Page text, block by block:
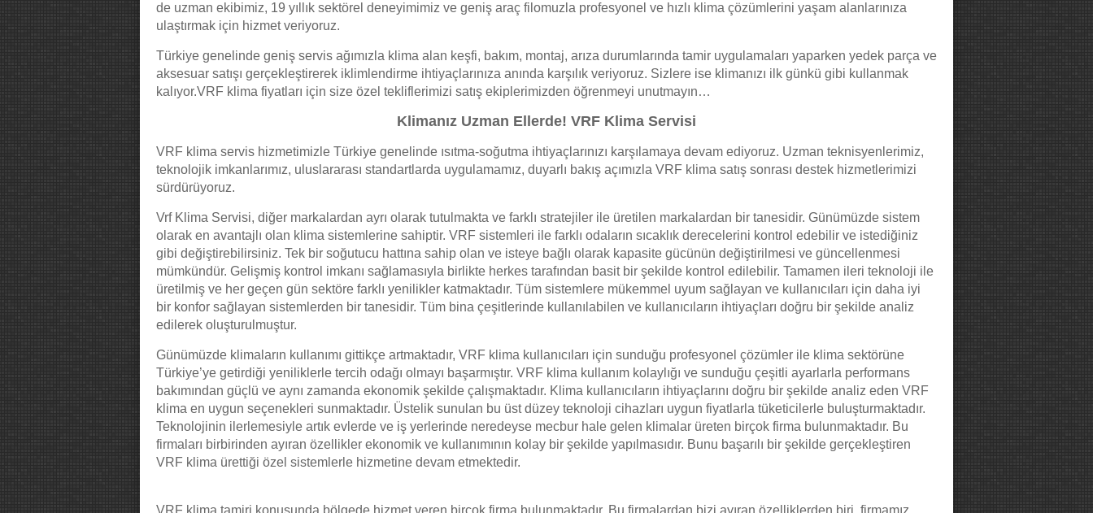
de uzman ekibimiz, 19 yıllık sektörel deneyimimiz ve geniş araç filomuzla profesyonel ve hızlı klima çözümlerini yaşam alanlarınıza
ulaştırmak için hizmet veriyoruz.
Türkiye genelinde geniş servis ağımızla klima alan keşfi, bakım, montaj, arıza durumlarında tamir uygulamaları yaparken yedek parça ve
aksesuar satışı gerçekleştirerek iklimlendirme ihtiyaçlarınıza anında karşılık veriyoruz. Sizlere ise klimanızı ilk günkü gibi kullanmak
kalıyor.VRF klima fiyatları için size özel tekliflerimizi satış ekiplerimizden öğrenmeyi unutmayın…
Klimanız Uzman Ellerde! VRF Klima Servisi
VRF klima servis hizmetimizle Türkiye genelinde ısıtma-soğutma ihtiyaçlarınızı karşılamaya devam ediyoruz. Uzman teknisyenlerimiz,
teknolojik imkanlarımız, uluslararası standartlarda uygulamamız, duyarlı bakış açımızla VRF klima satış sonrası destek hizmetlerimizi
sürdürüyoruz.
Vrf Klima Servisi, diğer markalardan ayrı olarak tutulmakta ve farklı stratejiler ile üretilen markalardan bir tanesidir. Günümüzde sistem
olarak en avantajlı olan klima sistemlerine sahiptir. VRF sistemleri ile farklı odaların sıcaklık derecelerini kontrol edebilir ve istediğiniz
gibi değiştirebilirsiniz. Tek bir soğutucu hattına sahip olan ve isteye bağlı olarak kapasite gücünün değiştirilmesi ve güncellenmesi
mümkündür. Gelişmiş kontrol imkanı sağlamasıyla birlikte herkes tarafından basit bir şekilde kontrol edilebilir. Tamamen ileri teknoloji ile
üretilmiş ve her geçen gün sektöre farklı yenilikler katmaktadır. Tüm sistemlere mükemmel uyum sağlayan ve kullanıcıları için daha iyi
bir konfor sağlayan sistemlerden bir tanesidir. Tüm bina çeşitlerinde kullanılabilen ve kullanıcıların ihtiyaçları doğru bir şekilde analiz
edilerek oluşturulmuştur.
Günümüzde klimaların kullanımı gittikçe artmaktadır, VRF klima kullanıcıları için sunduğu profesyonel çözümler ile klima sektörüne
Türkiye’ye getirdiği yeniliklerle tercih odağı olmayı başarmıştır. VRF klima kullanım kolaylığı ve sunduğu çeşitli ayarlarla performans
bakımından güçlü ve aynı zamanda ekonomik şekilde çalışmaktadır. Klima kullanıcıların ihtiyaçlarını doğru bir şekilde analiz eden VRF
klima en uygun seçenekleri sunmaktadır. Üstelik sunulan bu üst düzey teknoloji cihazları uygun fiyatlarla tüketicilerle buluşturmaktadır.
Teknolojinin ilerlemesiyle artık evlerde ve iş yerlerinde neredeyse mecbur hale gelen klimalar üreten birçok firma bulunmaktadır. Bu
firmaları birbirinden ayıran özellikler ekonomik ve kullanımının kolay bir şekilde yapılmasıdır. Bunu başarılı bir şekilde gerçekleştiren
VRF klima ürettiği özel sistemlerle hizmetine devam etmektedir.
VRF klima tamiri konusunda bölgede hizmet veren birçok firma bulunmaktadır. Bu firmalardan bizi ayıran özelliklerden biri, firmamız